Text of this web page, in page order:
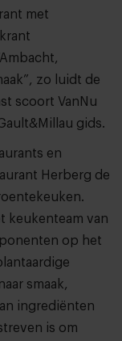
met
zo luidt de
scoort VanNu
gids.
en
Herberg de
keukenteam van
op het
smaak,
ingrediënten
is om